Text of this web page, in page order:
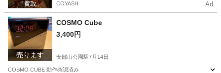
COYASH Ad
売ります
COSMO Cube
3,400円
安部山公園駅7月14日
COSMO CUBE 動作確認済み